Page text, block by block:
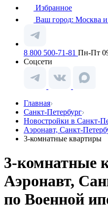
Избранное
Ваш город: Москва и
8 800 500-71-81 Пн-Пт
Соцсети
Главная
Санкт-Петербург
Новостройки в Санкт-
Аэронавт, Санкт-
3-комнатные квартиры
3-комнатные
Аэронавт,
по Военной